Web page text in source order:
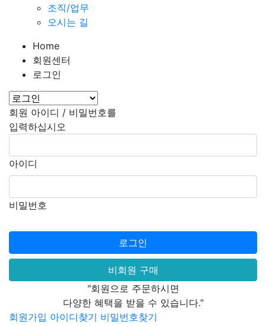
조직/업무
오시는 길
Home
회원센터
로그인
회원 아이디 / 비밀번호를
입력하십시오
아이디
비밀번호
로그인
비회원 구매
"회원으로 주문하시면
다양한 혜택을 받을 수 있습니다."
회원가입 아이디찾기 비밀번호찾기